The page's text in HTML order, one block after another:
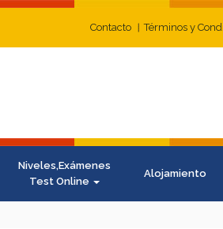
Contacto Términos y
Niveles,Exámenes
Test Online
Alojamiento